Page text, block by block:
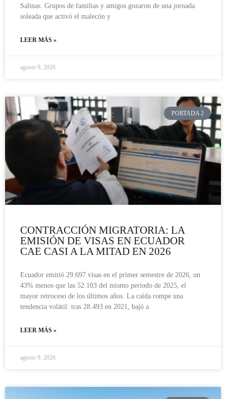
Salinas. Grupos de familias y amigos gozaron de una jornada
soleada que activó el malecón y
LEER MÁS »
agosto 9, 2026
PORTADA 2
CONTRACCIÓN MIGRATORIA: LA
EMISIÓN DE VISAS EN ECUADOR
CAE CASI A LA MITAD EN 2026
Ecuador emitió 29.697 visas en el primer semestre de 2026, un
43% menos que las 52.103 del mismo período de 2025, el
mayor retroceso de los últimos años. La caída rompe una
tendencia volátil: tras 28.493 en 2021, bajó a
LEER MÁS »
agosto 9, 2026